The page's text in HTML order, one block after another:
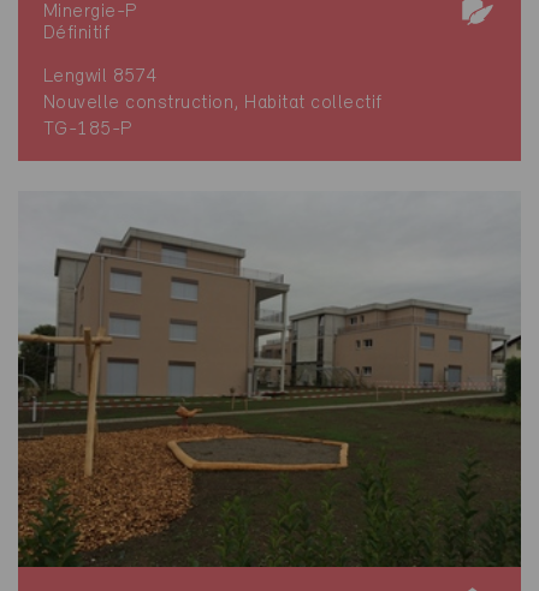
Minergie-P
Définitif
Lengwil 8574
Nouvelle construction, Habitat collectif
TG-185-P